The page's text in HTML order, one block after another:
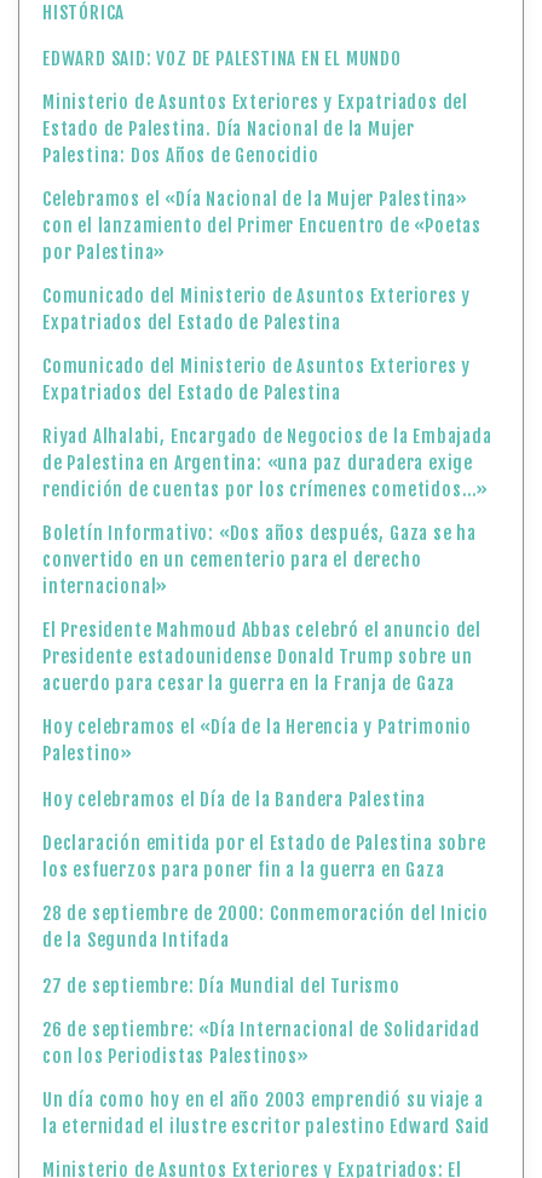
HISTÓRICA
EDWARD SAID: VOZ DE PALESTINA EN EL MUNDO
Ministerio de Asuntos Exteriores y Expatriados del
Estado de Palestina. Día Nacional de la Mujer
Palestina: Dos Años de Genocidio
Celebramos el «Día Nacional de la Mujer Palestina»
con el lanzamiento del Primer Encuentro de «Poetas
por Palestina»
Comunicado del Ministerio de Asuntos Exteriores y
Expatriados del Estado de Palestina
Comunicado del Ministerio de Asuntos Exteriores y
Expatriados del Estado de Palestina
Riyad Alhalabi, Encargado de Negocios de la Embajada
de Palestina en Argentina: «una paz duradera exige
rendición de cuentas por los crímenes cometidos…»
Boletín Informativo: «Dos años después, Gaza se ha
convertido en un cementerio para el derecho
internacional»
El Presidente Mahmoud Abbas celebró el anuncio del
Presidente estadounidense Donald Trump sobre un
acuerdo para cesar la guerra en la Franja de Gaza
Hoy celebramos el «Día de la Herencia y Patrimonio
Palestino»
Hoy celebramos el Día de la Bandera Palestina
Declaración emitida por el Estado de Palestina sobre
los esfuerzos para poner fin a la guerra en Gaza
28 de septiembre de 2000: Conmemoración del Inicio
de la Segunda Intifada
27 de septiembre: Día Mundial del Turismo
26 de septiembre: «Día Internacional de Solidaridad
con los Periodistas Palestinos»
Un día como hoy en el año 2003 emprendió su viaje a
la eternidad el ilustre escritor palestino Edward Said
Ministerio de Asuntos Exteriores y Expatriados: El